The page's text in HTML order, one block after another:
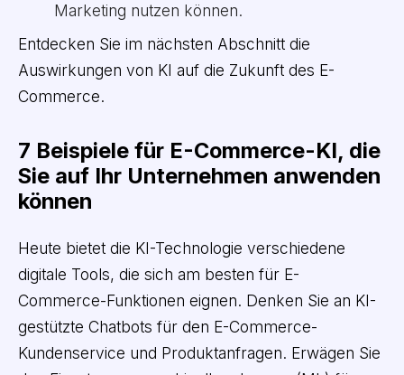
Marketing nutzen können.
Entdecken Sie im nächsten Abschnitt die
Auswirkungen von KI auf die Zukunft des E-
Commerce.
7 Beispiele für E-Commerce-KI, die
Sie auf Ihr Unternehmen anwenden
können
Heute bietet die KI-Technologie verschiedene
digitale Tools, die sich am besten für E-
Commerce-Funktionen eignen. Denken Sie an KI-
gestützte Chatbots für den E-Commerce-
Kundenservice und Produktanfragen. Erwägen Sie